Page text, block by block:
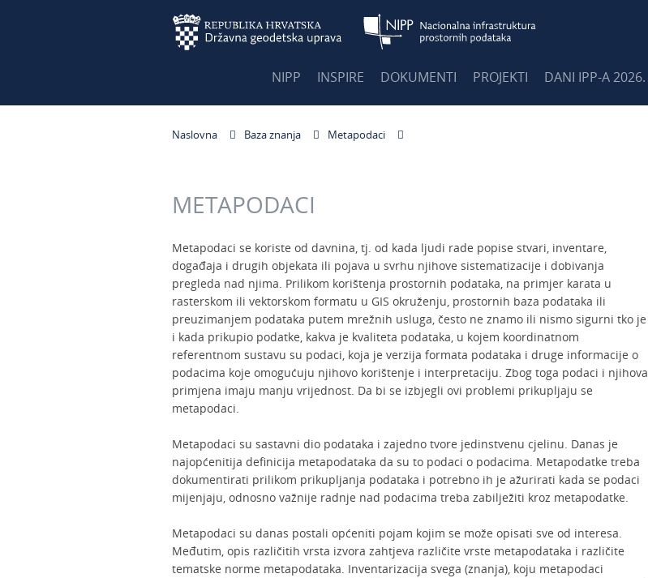
NIPP INSPIRE DOKUMENTI PROJEKTI DANI IPP-A 2026.
Naslovna Baza znanja Metapodaci
METAPODACI
Metapodaci se koriste od davnina, tj. od kada ljudi rade popise stvari, inventare,
događaja i drugih objekata ili pojava u svrhu njihove sistematizacije i dobivanja
pregleda nad njima. Prilikom korištenja prostornih podataka, na primjer karata u
rasterskom ili vektorskom formatu u GIS okruženju, prostornih baza podataka ili
preuzimanjem podataka putem mrežnih usluga, često ne znamo ili nismo sigurni tko je
i kada prikupio podatke, kakva je kvaliteta podataka, u kojem koordinatnom
referentnom sustavu su podaci, koja je verzija formata podataka i druge informacije o
podacima koje omogućuju njihovo korištenje i interpretaciju. Zbog toga podaci i njihova
primjena imaju manju vrijednost. Da bi se izbjegli ovi problemi prikupljaju se
metapodaci.
Metapodaci su sastavni dio podataka i zajedno tvore jedinstvenu cjelinu. Danas je
najopćenitija definicija metapodataka da su to podaci o podacima. Metapodatke treba
dokumentirati prilikom prikupljanja podataka i potrebno ih je ažurirati kada se podaci
mijenjaju, odnosno važnije radnje nad podacima treba zabilježiti kroz metapodatke.
Metapodaci su danas postali općeniti pojam kojim se može opisati sve od interesa.
Međutim, opis različitih vrsta izvora zahtjeva različite vrste metapodataka i različite
tematske norme metapodataka. Inventarizacija svega (znanja), koju metapodaci